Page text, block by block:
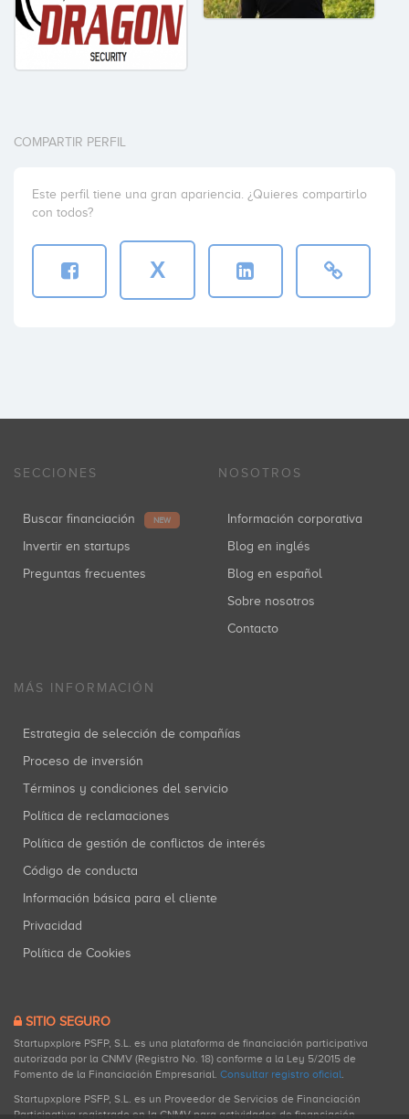
COMPARTIR PERFIL
Este perfil tiene una gran apariencia. ¿Quieres compartirlo
con todos?
X
SECCIONES
Buscar financiación NEW
Invertir en startups
Preguntas frecuentes
NOSOTROS
Información corporativa
Blog en inglés
Blog en español
Sobre nosotros
Contacto
MÁS INFORMACIÓN
Estrategia de selección de compañías
Proceso de inversión
Términos y condiciones del servicio
Política de reclamaciones
Política de gestión de conflictos de interés
Código de conducta
Información básica para el cliente
Privacidad
Política de Cookies
SITIO SEGURO
Startupxplore PSFP, S.L. es una plataforma de financiación participativa
autorizada por la CNMV (Registro No. 18) conforme a la Ley 5/2015 de
Fomento de la Financiación Empresarial. Consultar registro oficial.
Startupxplore PSFP, S.L. es un Proveedor de Servicios de Financiación
Participativa registrado en la CNMV para actividades de financiación